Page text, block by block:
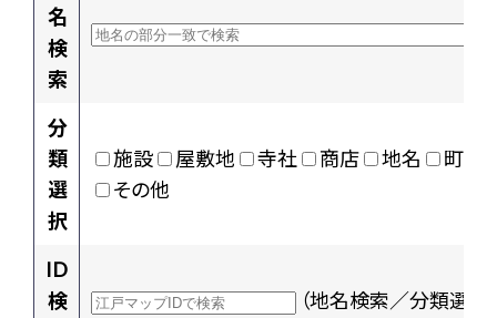
名
検
索
分
類
選
択
施設 屋敷地 寺社 商店 地名
町村
その他
ID
検
（地名検索／分類選択